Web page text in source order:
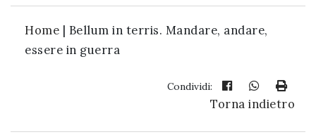
Home | Bellum in terris. Mandare, andare,
essere in guerra
Condividi:
Torna indietro
è
cultura